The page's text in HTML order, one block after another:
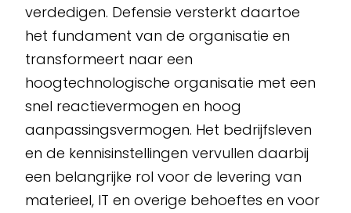
verdedigen. Defensie versterkt daartoe
het fundament van de organisatie en
transformeert naar een
hoogtechnologische organisatie met een
snel reactievermogen en hoog
aanpassingsvermogen. Het bedrijfsleven
en de kennisinstellingen vervullen daarbij
een belangrijke rol voor de levering van
materieel, IT en overige behoeftes en voor